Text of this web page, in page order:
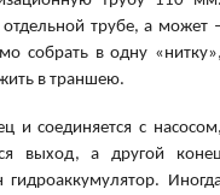
трубе, а может
собрать в одну
в траншею.
и соединяется с
выход, а другой
гидроаккумулятор.